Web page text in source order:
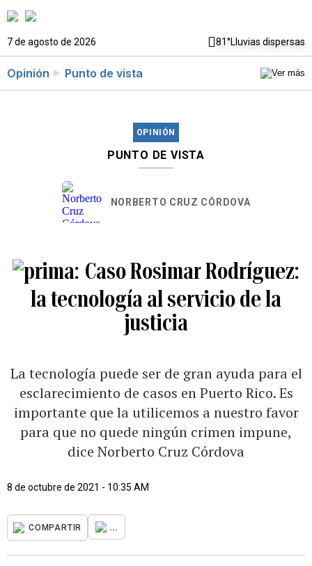
7 de agosto de 2026 81°Lluvias dispersas
Opinión Punto de vista
OPINIÓN
PUNTO DE VISTA
NORBERTO CRUZ CÓRDOVA
Caso Rosimar Rodríguez:
la tecnología al servicio de la
justicia
La tecnología puede ser de gran ayuda para el
esclarecimiento de casos en Puerto Rico. Es
importante que la utilicemos a nuestro favor
para que no quede ningún crimen impune,
dice Norberto Cruz Córdova
8 de octubre de 2021 - 10:35 AM
COMPARTIR ...